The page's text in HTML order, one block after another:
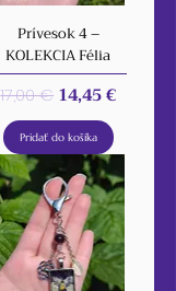
cena
Prívesok 4 –
KOLEKCIA Félia
Normálna cena
17,00 € Zľavnená cena
14,45 €
Pridať do košíka